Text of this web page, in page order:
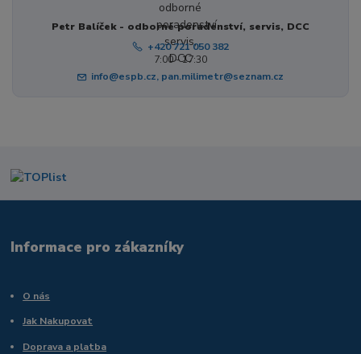
Petr Balíček - odborné poradenství, servis, DCC
+420 721 050 382
7:00 - 17:30
info@espb.cz, pan.milimetr@seznam.cz
Informace pro zákazníky
O nás
Jak Nakupovat
Doprava a platba